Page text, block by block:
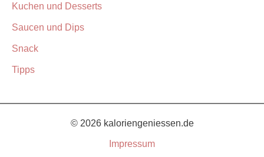
Kuchen und Desserts
Saucen und Dips
Snack
Tipps
© 2026 kaloriengeniessen.de
Impressum